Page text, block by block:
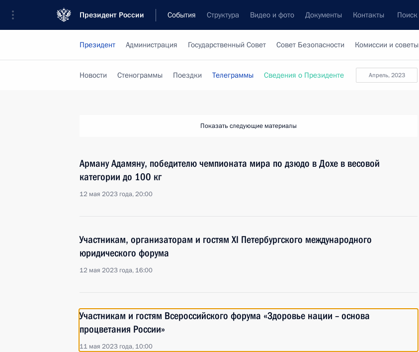
Президент России События Структура Видео и фото Документы Контакты Поиск
Президент Администрация Государственный Совет Совет Безопасности Комиссии и советы
апрель, 2023
Новости Стенограммы Поездки Телеграммы Сведения о Президенте
Показать следующие материалы
Арману Адамяну, победителю чемпионата мира по дзюдо в Дохе в весовой
категории до 100 кг
12 мая 2023 года, 20:00
Участникам, организаторам и гостям XI Петербургского международного
юридического форума
12 мая 2023 года, 16:00
Участникам и гостям Всероссийского форума «Здоровье нации – основа
процветания России»
11 мая 2023 года, 10:00